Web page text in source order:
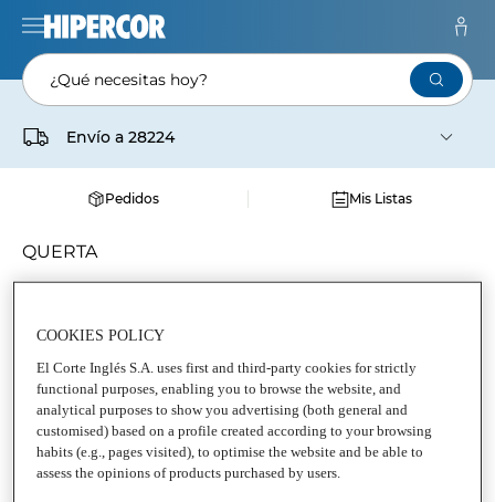
¿Qué necesitas hoy?
Envío a 28224
Pedidos Mis Listas
QUERTA
COOKIES POLICY
El Corte Inglés S.A. uses first and third-party cookies for strictly
functional purposes, enabling you to browse the website, and
analytical purposes to show you advertising (both general and
customised) based on a profile created according to your browsing
habits (e.g., pages visited), to optimise the website and be able to
assess the opinions of products purchased by users.